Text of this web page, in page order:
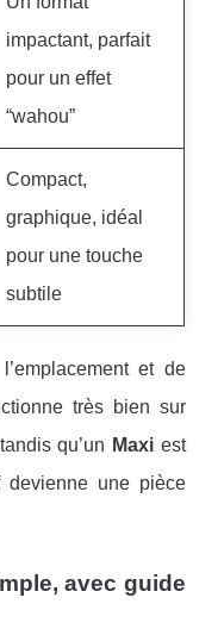
impactant, parfait
pour un effet
“wahou”
Compact,
graphique, idéal
pour une touche
subtile
et de
très bien sur
qu’un Maxi est
une pièce
avec guide